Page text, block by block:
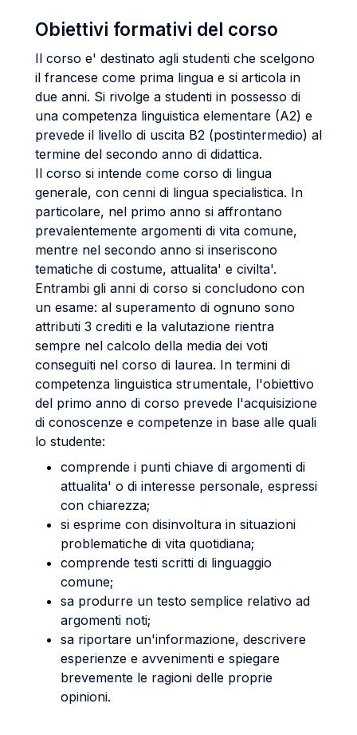
Obiettivi formativi del corso
Il corso e' destinato agli studenti che scelgono
il francese come prima lingua e si articola in
due anni. Si rivolge a studenti in possesso di
una competenza linguistica elementare (A2) e
prevede il livello di uscita B2 (postintermedio) al
termine del secondo anno di didattica.
Il corso si intende come corso di lingua
generale, con cenni di lingua specialistica. In
particolare, nel primo anno si affrontano
prevalentemente argomenti di vita comune,
mentre nel secondo anno si inseriscono
tematiche di costume, attualita' e civilta'.
Entrambi gli anni di corso si concludono con
un esame: al superamento di ognuno sono
attributi 3 crediti e la valutazione rientra
sempre nel calcolo della media dei voti
conseguiti nel corso di laurea. In termini di
competenza linguistica strumentale, l'obiettivo
del primo anno di corso prevede l'acquisizione
di conoscenze e competenze in base alle quali
lo studente:
comprende i punti chiave di argomenti di
attualita' o di interesse personale, espressi
con chiarezza;
si esprime con disinvoltura in situazioni
problematiche di vita quotidiana;
comprende testi scritti di linguaggio
comune;
sa produrre un testo semplice relativo ad
argomenti noti;
sa riportare un'informazione, descrivere
esperienze e avvenimenti e spiegare
brevemente le ragioni delle proprie
opinioni.